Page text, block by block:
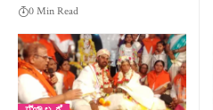
0 Min Read